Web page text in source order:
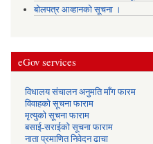
बोलपत्र आव्हानको सूचना ।
eGov services
विधालय संचालन अनुमति माँग फारम
विवाहको सूचना फाराम
मृत्युको सूचना फाराम
बसाई-सराईको सूचना फाराम
नाता प्रमाणित निवेदन ढाचा